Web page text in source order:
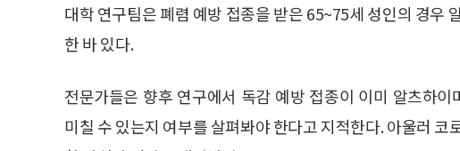
대학 연구팀은 폐렴 예방 접종을 받은 65~75세 성인의 경우
한 바 있다.
전문가들은 향후 연구에서 독감 예방 접종이 이미 알츠하
미칠 수 있는지 여부를 살펴봐야 한다고 지적한다. 아울러